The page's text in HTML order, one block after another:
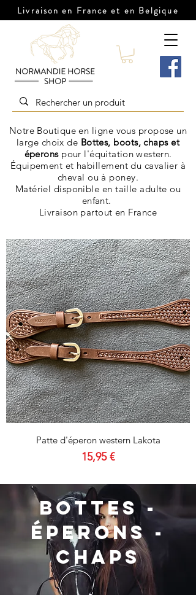
Livraison en France et en Belgique
Notre Boutique en ligne vous propose un
large choix de Bottes, boots, chaps et
éperonspour l'équitation western.
Équipement et habillement du cavalier à
cheval ou à poney.
Matériel disponible en taille adulte ou
enfant.
Livraison partout en France
Patte d'éperon western Lakota
Prix
15,95 €
BOTTEs -
ÉPERONs -
CHAPS